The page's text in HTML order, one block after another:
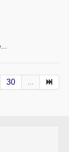
30 ...